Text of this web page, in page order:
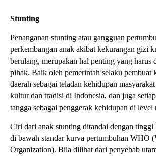
Stunting
Penanganan stunting atau gangguan
perkembangan anak akibat kekurangan gizi
berulang, merupakan hal penting yang harus
pihak. Baik oleh pemerintah selaku pembuat
daerah sebagai teladan kehidupan
kultur dan tradisi di Indonesia, dan juga
tangga sebagai penggerak kehidupan di level
Ciri dari anak stunting ditandai dengan tinggi
di bawah standar kurva pertumbuhan WHO
Organization). Bila dilihat dari penyebab